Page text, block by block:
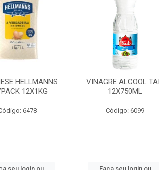
HELLMANNS
12X1KG
6478
VINAGRE ALCOOL
12X750ML
Código: 6099